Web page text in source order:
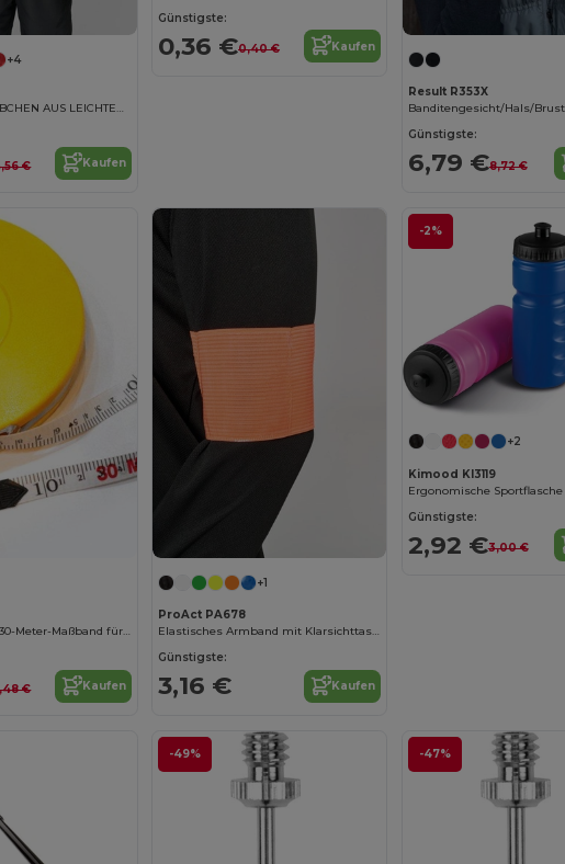
+4
MULTISPORT LEIBCHEN AUS LEICHTEM NETZGEWEBE
€ Kaufen
Günstigste:
0,36 €0,40 € Kaufen
Result R353X
Banditengesicht/Hals/
Günstigste:
6,79 €8,72 €
Professionelles 30-Meter-Maßband für Präzision
€ Kaufen
+1
ProAct PA678
Elastisches Armband mit Klarsichttasche für Personalisierung
Günstigste:
3,16 € Kaufen
-2%
+2
Kimood KI3119
Günstigste:
2,92 €3,00 €
-49% -47%